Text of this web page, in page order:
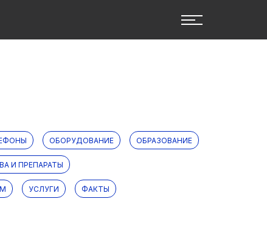
ОБОРУДОВАНИЕ ОБРАЗОВАНИЕ
И ПРЕПАРАТЫ
УСЛУГИ ФАКТЫ